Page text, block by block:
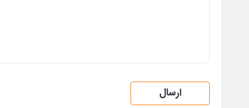
ارسال